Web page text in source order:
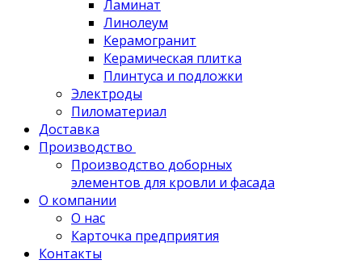
Ламинат
Линолеум
Керамогранит
Керамическая плитка
Плинтуса и подложки
Электроды
Пиломатериал
Доставка
Производство
Производство доборных
элементов для кровли и фасада
О компании
О нас
Карточка предприятия
Контакты